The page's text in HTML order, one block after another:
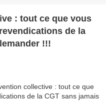
: tout ce que vous
de la
!!!